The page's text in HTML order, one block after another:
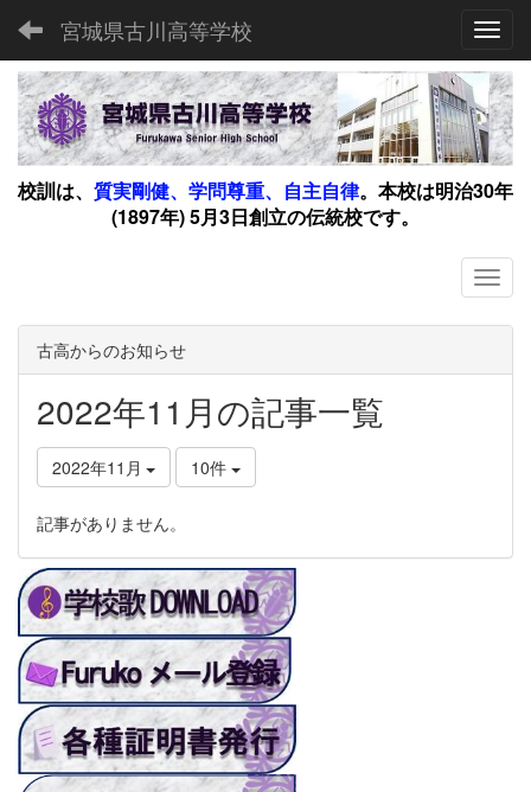
宮城県古川高等学校
校訓は、 質実剛健、学問尊重、自主自律。 本校は明治30年
(1897年) 5月3日創立の伝統校です。
古高からのお知らせ
2022年11月の記事一覧
2022年11月 10件
記事がありません。